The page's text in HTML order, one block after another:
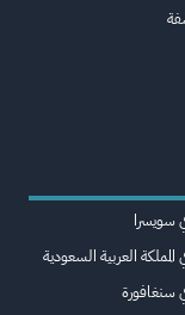
سويسرا
العربية السعودية
سنغافورة